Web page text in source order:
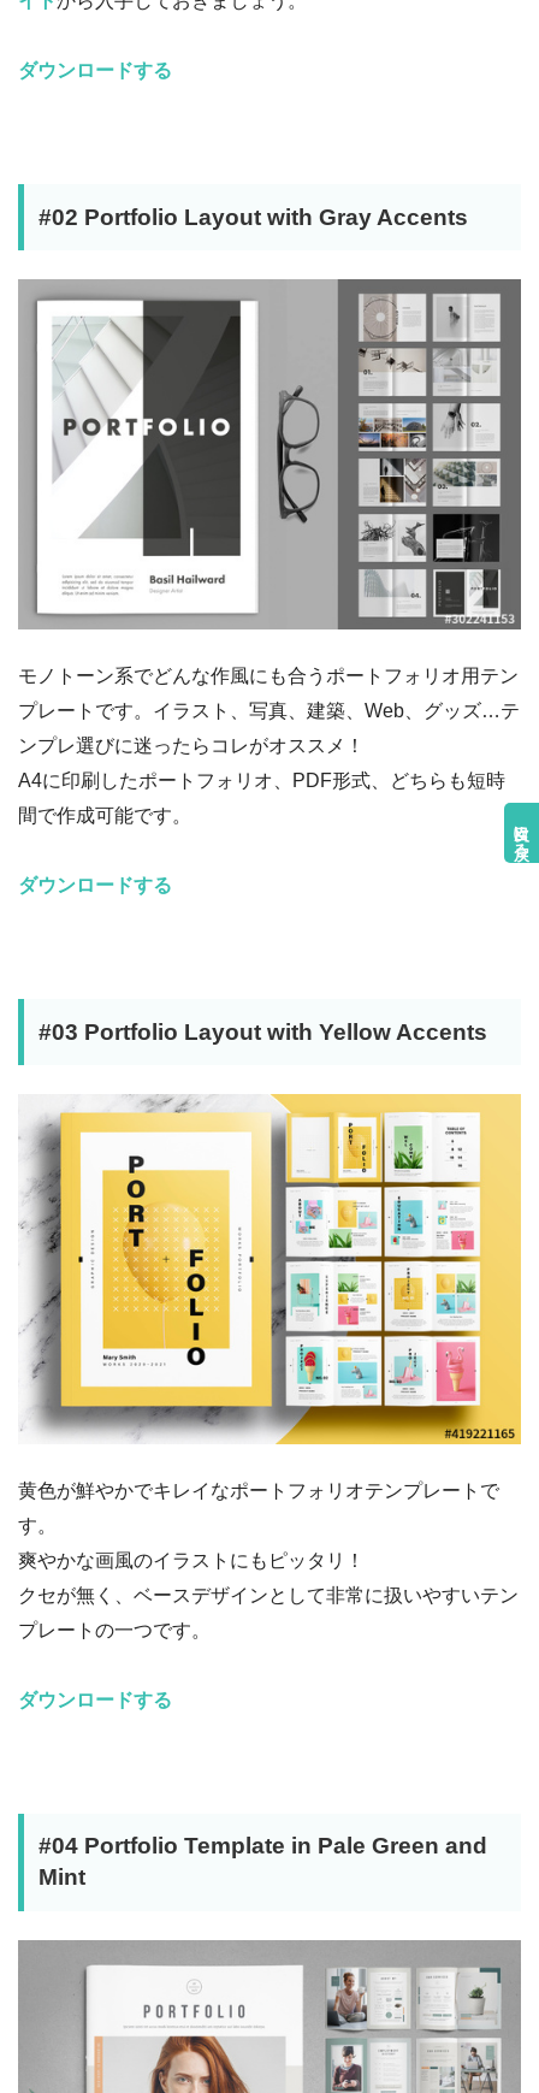
目次に戻る
ダウンロードする
#02 Portfolio Layout with Gray Accents
モノトーン系でどんな作風にも合うポートフォリオ用テン
プレートです。イラスト、写真、建築、Web、グッズ…テ
ンプレ選びに迷ったらコレがオススメ！
A4に印刷したポートフォリオ、PDF形式、どちらも短時
間で作成可能です。
ダウンロードする
#03 Portfolio Layout with Yellow Accents
黄色が鮮やかでキレイなポートフォリオテンプレートで
す。
爽やかな画風のイラストにもピッタリ！
クセが無く、ベースデザインとして非常に扱いやすいテン
プレートの一つです。
ダウンロードする
#04 Portfolio Template in Pale Green and
Mint